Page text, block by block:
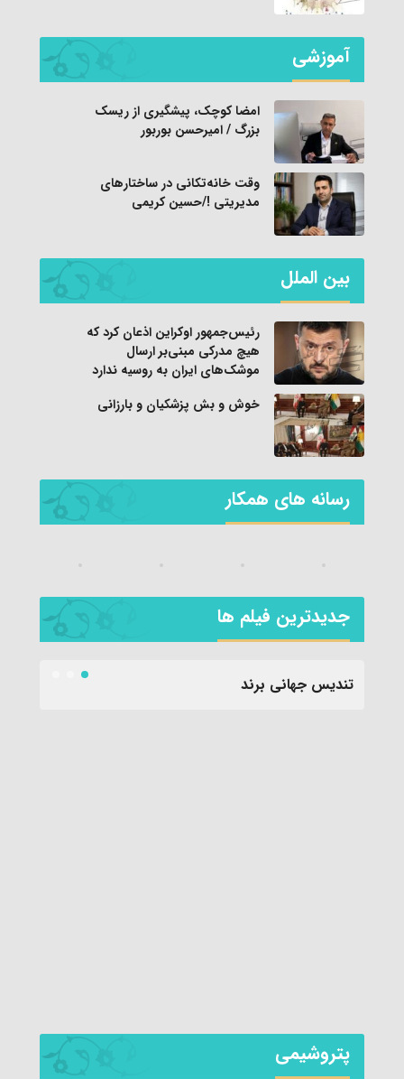
آموزشی
امضا کوچک، پیشگیری از ریسک
بزرگ / امیرحسن بوربور
وقت خانه‌تکانی در ساختارهای
مدیریتی !/حسین کریمی
بین الملل
رئیس‌جمهور اوکراین اذعان کرد که
هیچ مدرکی مبنی‌بر ارسال
موشک‌های ایران به روسیه ندارد
خوش و بش پزشکیان و بارزانی
رسانه های همکار
جديدترين فیلم ها
پتروشیمی